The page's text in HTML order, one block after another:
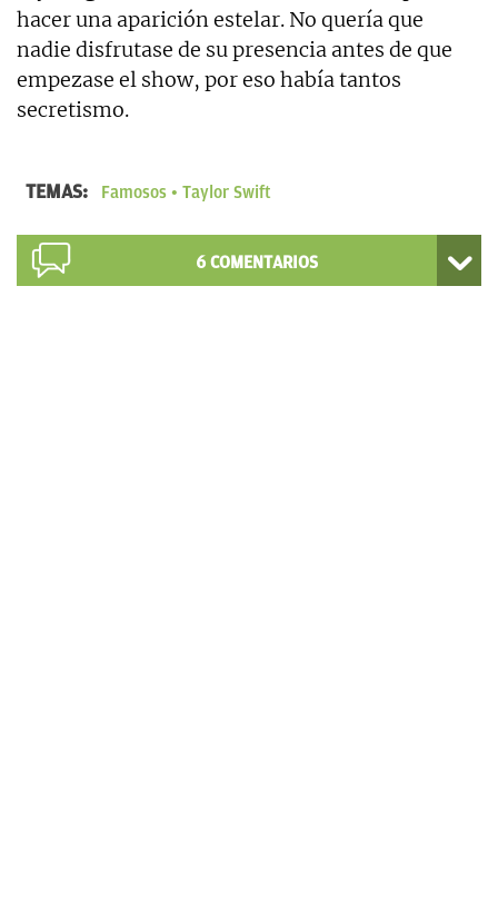
hacer una aparición estelar. No quería que
nadie disfrutase de su presencia antes de que
empezase el show, por eso había tantos
secretismo.
TEMAS: Famosos Taylor Swift
6 COMENTARIOS